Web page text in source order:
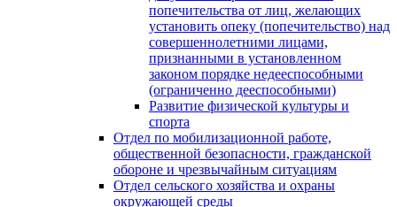
попечительства от лиц, желающих
установить опеку (попечительство) над
совершеннолетними лицами,
признанными в установленном
законом порядке недееспособными
(ограниченно дееспособными)
Развитие физической культуры и
спорта
Отдел по мобилизационной работе,
общественной безопасности, гражданской
оборонe и чрезвычайным ситуациям
Отдел сельского хозяйства и охраны
окружающей среды